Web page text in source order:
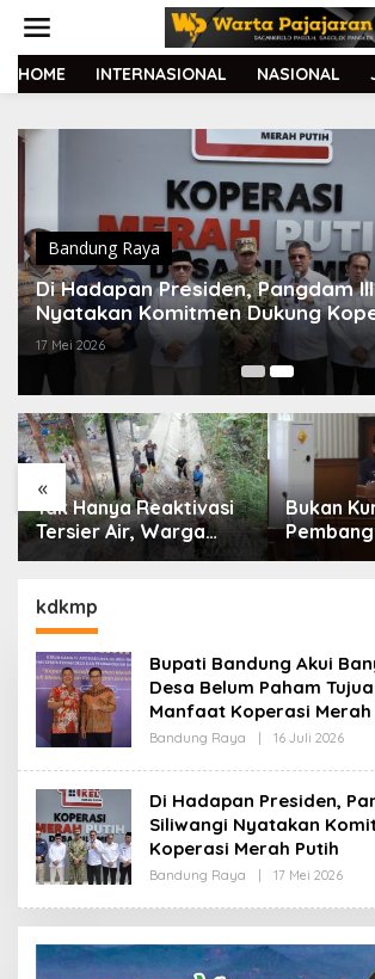
t
HOME INTERNASIONAL NASIONAL
Bandung Raya
Di Hadapan Presiden, Pangdam
Nyatakan Komitmen Dukung
Putih
17 Mei 2026
«
Tak Hanya Reaktivasi
Tersier Air, Warga
Desa Ciburuy Inginkan
Padalarang
Bukan
Alasan
kdkmp
Bupati Bandung Akui
Desa Belum Paham
Manfaat Koperasi Merah
Bandung Raya 16 Juli 2026
E
R
E
I
Di Hadapan Presiden,
Siliwangi Nyatakan
Koperasi Merah Putih
Bandung Raya 17 Mei 2026
E
H
R
D